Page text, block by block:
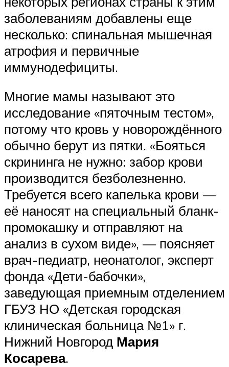
заболеваниям добавлены еще
несколько: спинальная мышечная
атрофия и первичные
иммунодефициты.
Многие мамы называют это
исследование «пяточным тестом»,
потому что кровь у новорождённого
обычно берут из пятки. «Бояться
скрининга не нужно: забор крови
производится безболезненно.
Требуется всего капелька крови —
её наносят на специальный бланк-
промокашку и отправляют на
анализ в сухом виде», — поясняет
врач-педиатр, неонатолог, эксперт
фонда «Дети-бабочки»,
заведующая приемным отделением
ГБУЗ НО «Детская городская
клиническая больница №1» г.
Нижний Новгород Мария
Косарева.